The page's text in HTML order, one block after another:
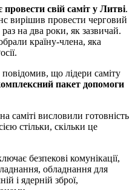
провести свій саміт у Литві.
вирішив провести черговий
на два роки, як зазвичай.
країну-члена, яка
що лідери саміту
пакет допомоги
саміті висловили готовність
стільки, скільки це
безпекові комунікації,
обладнання для
і ядерній зброї,